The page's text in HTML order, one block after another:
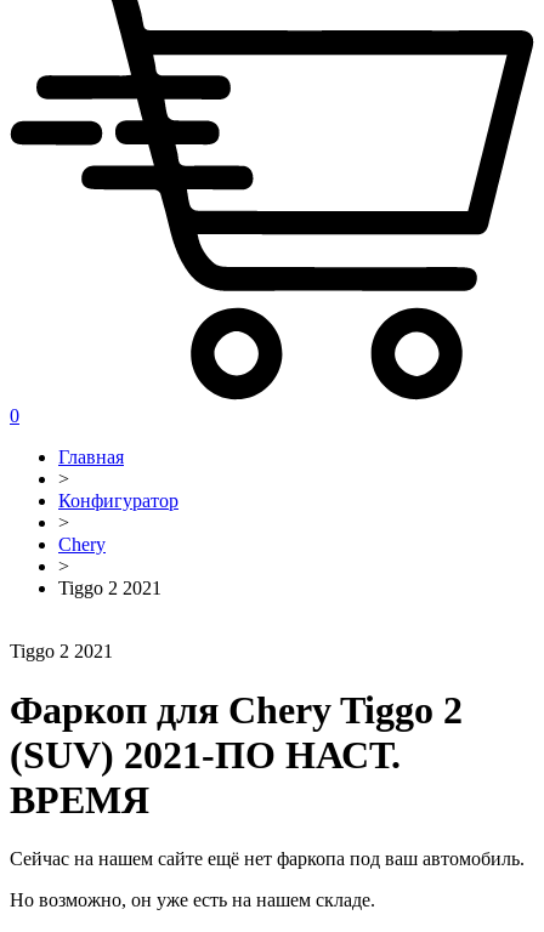
0
Главная
>
Конфигуратор
>
Chery
>
Tiggo 2 2021
Tiggo 2 2021
Фаркоп для Chery Tiggo 2
(SUV) 2021-ПО НАСТ.
ВРЕМЯ
Сейчас на нашем сайте ещё нет фаркопа под ваш автомобиль.
Но возможно, он уже есть на нашем складе.